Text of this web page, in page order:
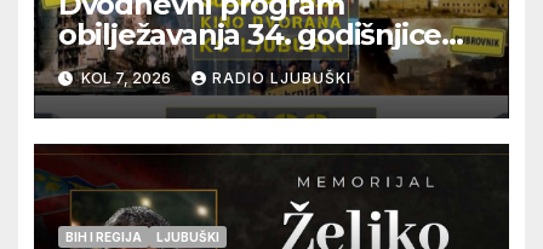
obilježavanja 34. godišnjice
pogibije generala Blaža
Kraljevića i osmorice
pripadnika HOS-a
KOL 7, 2026 RADIO LJUBUŠKI
BIH I REGIJA LJUBUŠKI